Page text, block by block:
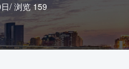
/ 浏览 159